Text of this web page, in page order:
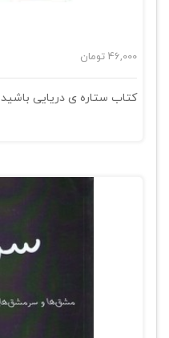
46,000 تومان
کتاب ستاره ی دریایی باشید